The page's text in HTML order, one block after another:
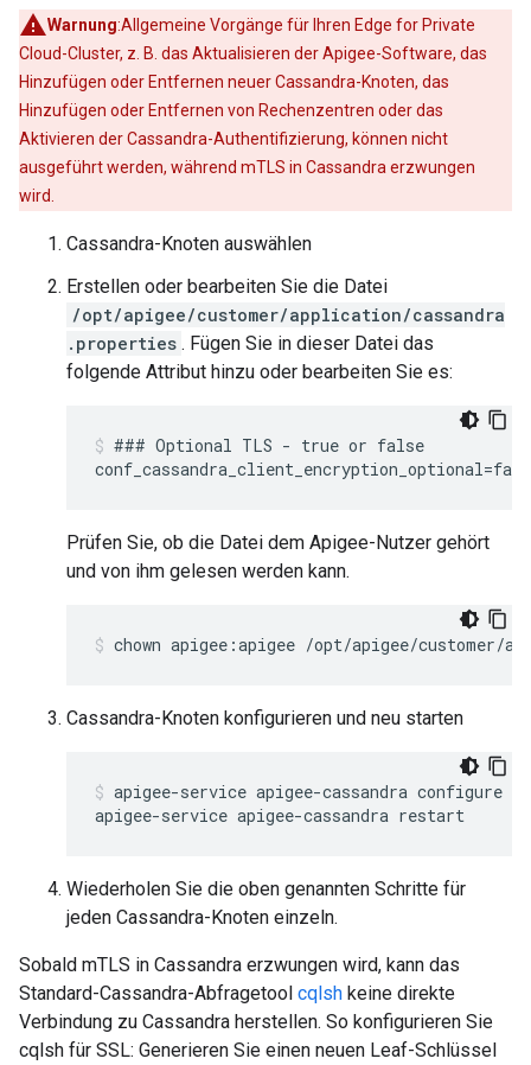
Warnung:Allgemeine Vorgänge für Ihren Edge for Private
Cloud-Cluster, z. B. das Aktualisieren der Apigee-Software, das
Hinzufügen oder Entfernen neuer Cassandra-Knoten, das
Hinzufügen oder Entfernen von Rechenzentren oder das
Aktivieren der Cassandra-Authentifizierung, können nicht
ausgeführt werden, während mTLS in Cassandra erzwungen
wird.
Cassandra-Knoten auswählen
Erstellen oder bearbeiten Sie die Datei
/opt/apigee/customer/application/cassandra
.properties . Fügen Sie in dieser Datei das
folgende Attribut hinzu oder bearbeiten Sie es:
### Optional TLS - true or false
Prüfen Sie, ob die Datei dem Apigee-Nutzer gehört
und von ihm gelesen werden kann.
Cassandra-Knoten konfigurieren und neu starten
apigee-service apigee-cassandra configure
Wiederholen Sie die oben genannten Schritte für
jeden Cassandra-Knoten einzeln.
Sobald mTLS in Cassandra erzwungen wird, kann das
Standard-Cassandra-Abfragetool cqlsh keine direkte
Verbindung zu Cassandra herstellen. So konfigurieren Sie
cqlsh für SSL: Generieren Sie einen neuen Leaf-Schlüssel